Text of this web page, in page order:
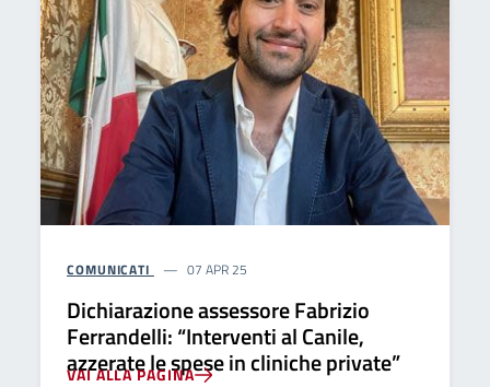
COMUNICATI 07 APR 25
Dichiarazione assessore Fabrizio
Ferrandelli: “Interventi al Canile,
azzerate le spese in cliniche private”
VAI ALLA PAGINA